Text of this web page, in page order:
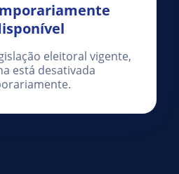
eleitoral vigente,
está desativada